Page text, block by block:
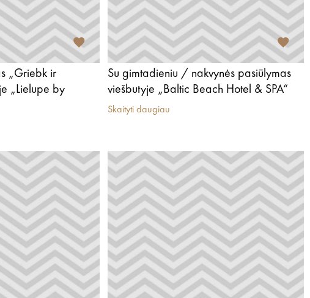
„Griebk ir
„Lielupe by
Su gimtadieniu / nakvynės pasiūlymas
viešbutyje „Baltic Beach Hotel & SPA“
Skaityti daugiau